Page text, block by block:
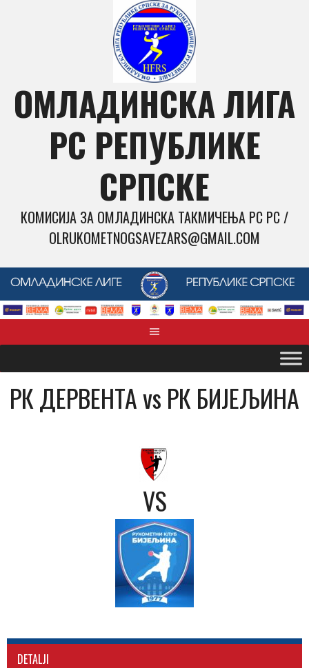
ОМЛАДИНСКА ЛИГА
РС РЕПУБЛИКЕ
СРПСКЕ
КОМИСИЈА ЗА ОМЛАДИНСКА ТАКМИЧЕЊА РС РС /
OLRUKOMETNOGSAVEZARS@GMAIL.COM
РК ДЕРВЕНТА vs РК БИЈЕЉИНА
VS
DETALJI